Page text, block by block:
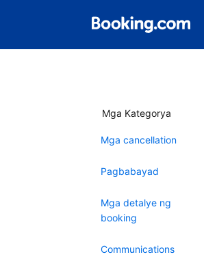
Mga Kategorya
Mga cancellation
Pagbabayad
Mga detalye ng
booking
Communications